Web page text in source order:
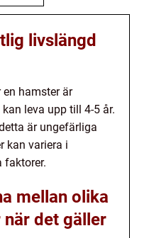
livslängd
hamster är
leva upp till 4-5 år.
är ungefärliga
kan variera i
faktorer.
mellan olika
det gäller